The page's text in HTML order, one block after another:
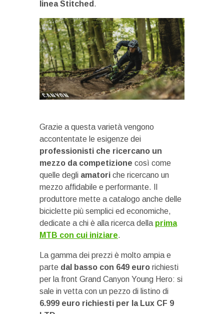
linea Stitched .
Grazie a questa varietà vengono
accontentate le esigenze dei
professionisti che ricercano un
mezzo da competizione così come
quelle degli amatori che ricercano un
mezzo affidabile e performante. Il
produttore mette a catalogo anche delle
biciclette più semplici ed economiche,
dedicate a chi è alla ricerca della prima
MTB con cui iniziare.
La gamma dei prezzi è molto ampia e
parte dal basso con 649 euro richiesti
per la front Grand Canyon Young Hero: si
sale in vetta con un pezzo di listino di
6.999 euro richiesti per la Lux CF 9